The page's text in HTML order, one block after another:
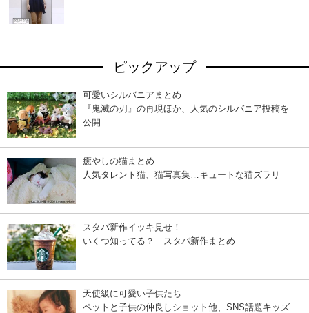
ピックアップ
可愛いシルバニアまとめ
『鬼滅の刃』の再現ほか、人気のシルバニア投稿を
公開
癒やしの猫まとめ
人気タレント猫、猫写真集…キュートな猫ズラリ
スタバ新作イッキ見せ！
いくつ知ってる？ スタバ新作まとめ
天使級に可愛い子供たち
ペットと子供の仲良しショット他、SNS話題キッズ